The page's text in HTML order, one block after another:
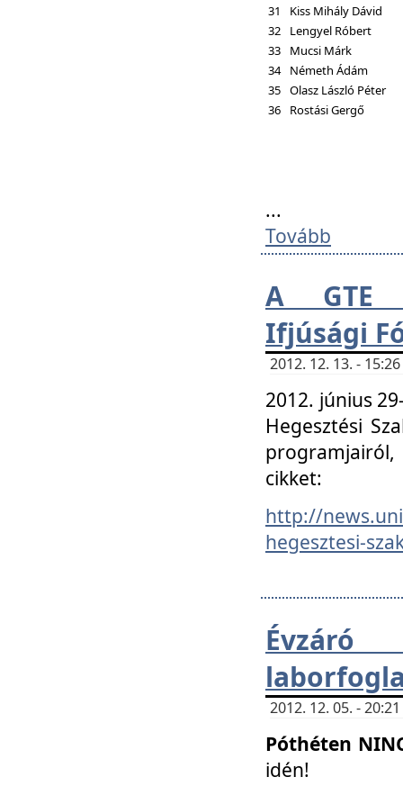
31
Kiss Mihály Dávid
32
Lengyel Róbert
33
Mucsi Márk
34
Németh Ádám
35 Olasz László Péter
36
Rostási Gergő
...
Tovább
A GTE
Ifjúsági
2012. 12. 13. -
2012. június
Hegesztési
cikket:
http://
hegesztesi-
2012. 12. 05. -
Póthéten
idén!